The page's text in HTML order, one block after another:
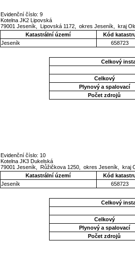
Evidenční číslo: 9
Kotelna JK2 Lipovská
79001 Jeseník, Lipovská 1172, okres Jeseník, kraj
Katastrální území
Kód
Jeseník
658723
Celkový
Celkový
Plynový a spalovací
Počet zdrojů
Evidenční číslo: 10
Kotelna JK3 Dukelská
79001 Jeseník, Růžičkova 1250, okres Jeseník, kraj
Katastrální území
Kód
Jeseník
658723
Celkový
Celkový
Plynový a spalovací
Počet zdrojů